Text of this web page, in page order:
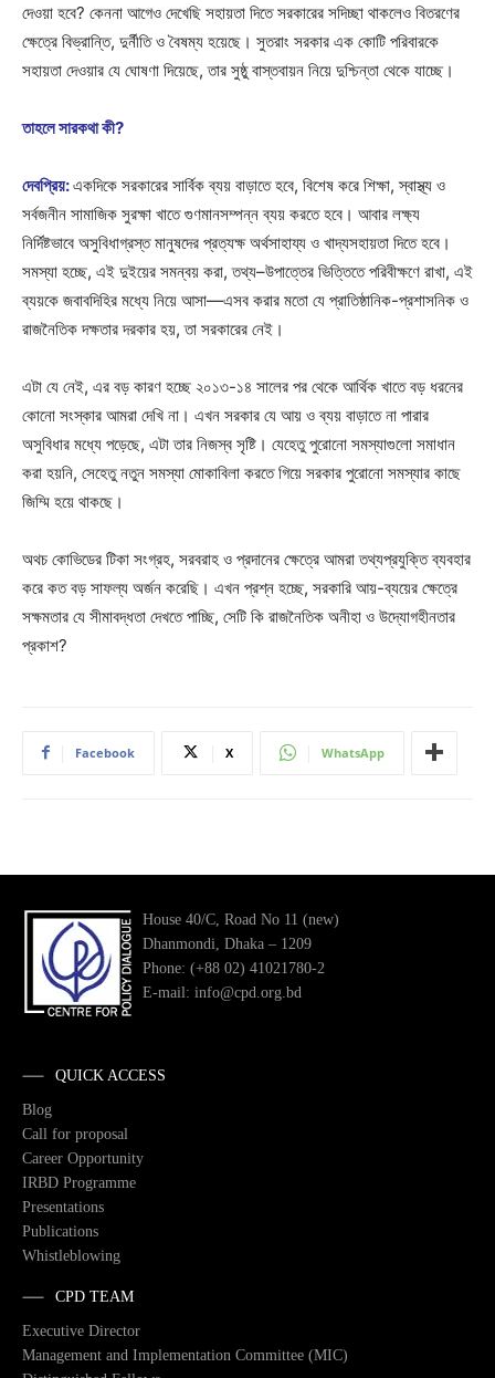
দেওয়া হবে? কেননা আগেও দেখেছি সহায়তা দিতে সরকারের সদিচ্ছা থাকলেও বিতরণের
ক্ষেত্রে বিভ্রান্তি, দুর্নীতি ও বৈষম্য হয়েছে। সুতরাং সরকার এক কোটি পরিবারকে
সহায়তা দেওয়ার যে ঘোষণা দিয়েছে, তার সুষ্ঠু বাস্তবায়ন নিয়ে দুশ্চিন্তা থেকে যাচ্ছে।
তাহলে সারকথা কী?
দেবপ্রিয়:একদিকে সরকারের সার্বিক ব্যয় বাড়াতে হবে, বিশেষ করে শিক্ষা, স্বাস্থ্য ও
সর্বজনীন সামাজিক সুরক্ষা খাতে গুণমানসম্পন্ন ব্যয় করতে হবে। আবার লক্ষ্য
নির্দিষ্টভাবে অসুবিধাগ্রস্ত মানুষদের প্রত্যক্ষ অর্থসাহায্য ও খাদ্যসহায়তা দিতে হবে।
সমস্যা হচ্ছে, এই দুইয়ের সমন্বয় করা, তথ্য–উপাত্তের ভিত্তিতে পরিবীক্ষণে রাখা, এই
ব্যয়কে জবাবদিহির মধ্যে নিয়ে আসা—এসব করার মতো যে প্রাতিষ্ঠানিক-প্রশাসনিক ও
রাজনৈতিক দক্ষতার দরকার হয়, তা সরকারের নেই।
এটা যে নেই, এর বড় কারণ হচ্ছে ২০১৩-১৪ সালের পর থেকে আর্থিক খাতে বড় ধরনের
কোনো সংস্কার আমরা দেখি না। এখন সরকার যে আয় ও ব্যয় বাড়াতে না পারার
অসুবিধার মধ্যে পড়েছে, এটা তার নিজস্ব সৃষ্টি। যেহেতু পুরোনো সমস্যাগুলো সমাধান
করা হয়নি, সেহেতু নতুন সমস্যা মোকাবিলা করতে গিয়ে সরকার পুরোনো সমস্যার কাছে
জিম্মি হয়ে থাকছে।
অথচ কোভিডের টিকা সংগ্রহ, সরবরাহ ও প্রদানের ক্ষেত্রে আমরা তথ্যপ্রযুক্তি ব্যবহার
করে কত বড় সাফল্য অর্জন করেছি। এখন প্রশ্ন হচ্ছে, সরকারি আয়-ব্যয়ের ক্ষেত্রে
সক্ষমতার যে সীমাবদ্ধতা দেখতে পাচ্ছি, সেটি কি রাজনৈতিক অনীহা ও উদ্যোগহীনতার
প্রকাশ?
Facebook X WhatsApp
House 40/C, Road No 11 (new)
Dhanmondi, Dhaka – 1209
Phone: (+88 02) 41021780-2
E-mail: info@cpd.org.bd
QUICK ACCESS
Blog
Call for proposal
Career Opportunity
IRBD Programme
Presentations
Publications
Whistleblowing
CPD TEAM
Executive Director
Management and Implementation Committee (MIC)